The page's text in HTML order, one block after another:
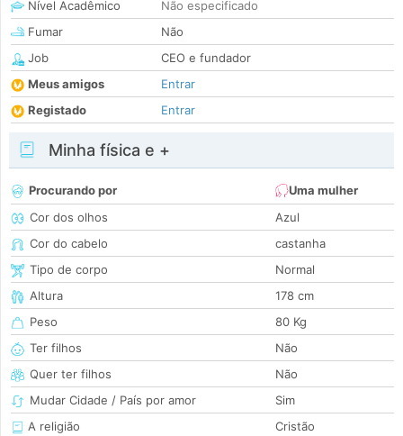
Nível Acadêmico
Não especificado
Fumar
Não
Job
CEO e fundador
Meus amigos
Entrar
Registado
Entrar
Minha física e +
Procurando por
Uma mulher
Cor dos olhos
Azul
Cor do cabelo
castanha
Tipo de corpo
Normal
Altura
178 cm
Peso
80 Kg
Ter filhos
Não
Quer ter filhos
Não
Mudar Cidade / País por amor
Sim
A religião
Cristão